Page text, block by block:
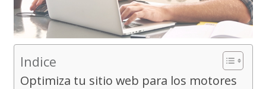
Indice
Optimiza tu sitio web para los motores